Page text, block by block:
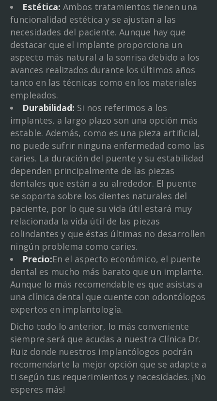
Estética: Ambos tratamientos tienen una
funcionalidad estética y se ajustan a las
necesidades del paciente. Aunque hay que
destacar que el implante proporciona un
aspecto más natural a la sonrisa debido a los
avances realizados durante los últimos años
tanto en las técnicas como en los materiales
empleados.
Durabilidad: Si nos referimos a los
implantes, a largo plazo son una opción más
estable. Además, como es una pieza artificial,
no puede sufrir ninguna enfermedad como las
caries. La duración del puente y su estabilidad
dependen principalmente de las piezas
dentales que están a su alrededor. El puente
se soporta sobre los dientes naturales del
paciente, por lo que su vida útil estará muy
relacionada la vida útil de las piezas
colindantes y que éstas últimas no desarrollen
ningún problema como caries.
Precio:En el aspecto económico, el puente
dental es mucho más barato que un implante.
Aunque lo más recomendable es que asistas a
una clínica dental que cuente con odontólogos
expertos en implantología.
Dicho todo lo anterior, lo más conveniente
siempre será que acudas a nuestra Clínica Dr.
Ruiz donde nuestros implantólogos podrán
recomendarte la mejor opción que se adapte a
ti según tus requerimientos y necesidades. ¡No
esperes más!